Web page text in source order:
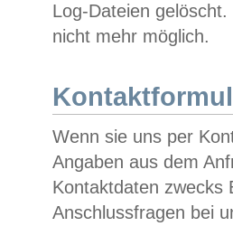
Log-Dateien
nicht mehr möglich.
Wenn sie uns per
Angaben aus dem
Kontaktdaten zwecks
Anschlussfragen bei